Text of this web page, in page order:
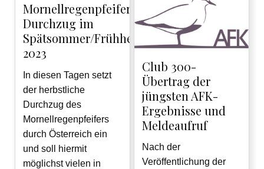
Mornellregenpfeifer-
Durchzug im
Spätsommer/Frühherbst
2023
In diesen Tagen setzt
der herbstliche
Durchzug des
Mornellregenpfeifers
durch Österreich ein
und soll hiermit
möglichst vielen in
Club 300-
Übertrag der
jüngsten AFK-
Ergebnisse und
Meldeaufruf
Nach der
Veröffentlichung der